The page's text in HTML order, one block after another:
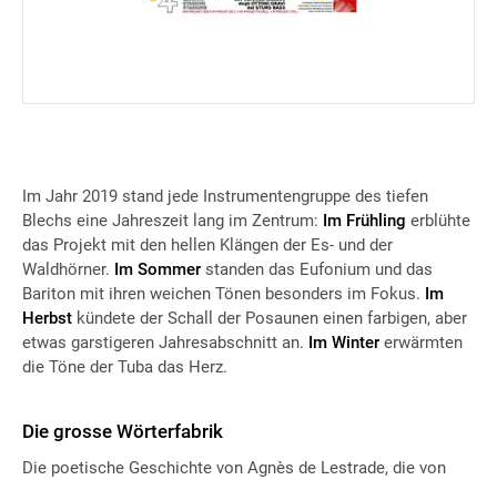
Im Jahr 2019 stand jede Instrumentengruppe des tiefen
Blechs eine Jahreszeit lang im Zentrum: Im Frühling erblühte
das Projekt mit den hellen Klängen der Es- und der
Waldhörner. Im Sommer standen das Eufonium und das
Bariton mit ihren weichen Tönen besonders im Fokus. Im
Herbst kündete der Schall der Posaunen einen farbigen, aber
etwas garstigeren Jahresabschnitt an. Im Winter erwärmten
die Töne der Tuba das Herz.
Die grosse Wörterfabrik
Die poetische Geschichte von Agnès de Lestrade, die von